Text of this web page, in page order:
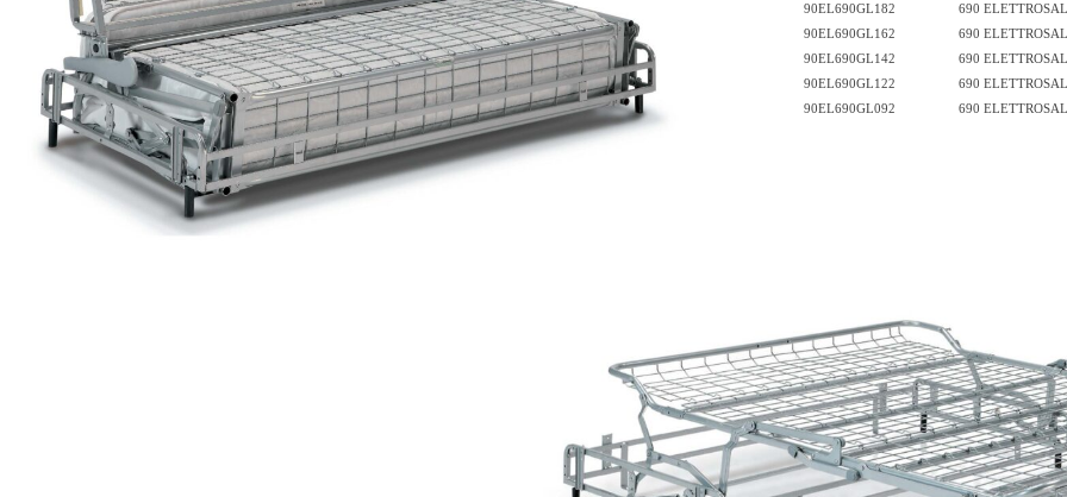
90EL690GL182
690
90EL690GL162
690
90EL690GL142
690
90EL690GL122
690
90EL690GL092
690